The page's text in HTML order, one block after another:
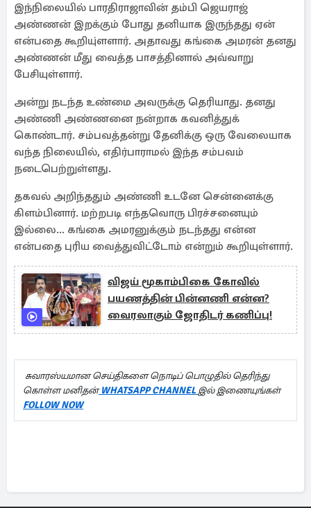
இந்நிலையில் பாரதிராஜாவின் தம்பி ஜெயராஜ்
அண்ணன் இறக்கும் போது தனியாக இருந்தது ஏன்
என்பதை கூறியு்ளளார். அதாவது கங்கை அமரன் தனது
அண்ணன் மீது வைத்த பாசத்தினால் அவ்வாறு
பேசியுள்ளார்.
அன்று நடந்த உண்மை அவருக்கு தெரியாது. தனது
அண்ணி அண்ணனை நன்றாக கவனித்துக்
கொண்டார். சம்பவத்தன்று தேனிக்கு ஒரு வேலையாக
வந்த நிலையில், எதிர்பாராமல் இந்த சம்பவம்
நடைபெற்றுள்ளது.
தகவல் அறிந்ததும் அண்ணி உடனே சென்னைக்கு
கிளம்பினார். மற்றபடி எந்தவொரு பிரச்சனையும்
இல்லை... கங்கை அமரனுக்கும் நடந்தது என்ன
என்பதை புரிய வைத்துவிட்டோம் என்றும் கூறியுள்ளார்.
விஜய் மூகாம்பிகை கோவில்
பயணத்தின் பின்னணி என்ன?
வைரலாகும் ஜோதிடர் கணிப்பு!
சுவாரஸ்யமான செய்திகளை நொடிப் பொழுதில் தெரிந்து
கொள்ள மனிதன்WHATSAPP CHANNELஇல் இணையுங்கள்
FOLLOW NOW